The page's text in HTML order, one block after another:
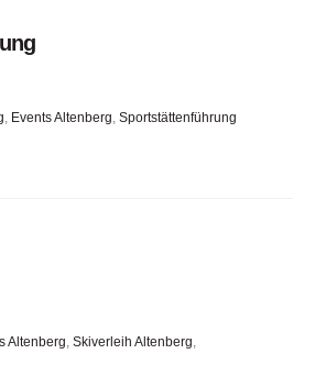
Events Altenberg Sportstättenführung
Altenberg Skiverleih Altenberg